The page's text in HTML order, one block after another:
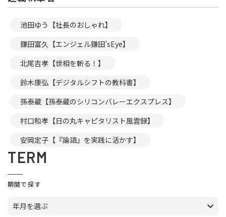
池田ゆう【社長のおしゃれ】
鎌田富久【エンジェル鎌田’sEye】
北尾吉孝【世相を斬る！】
鈴木康弘【デジタルシフトの教科書】
孫泰蔵【孫泰蔵のシリコンバレーエクスプレス】
村口和孝【日の丸キャピタリスト風雲録】
安岡定子【『論語』を実践に活かす】
TERM
期間で探す
年月を選ぶ